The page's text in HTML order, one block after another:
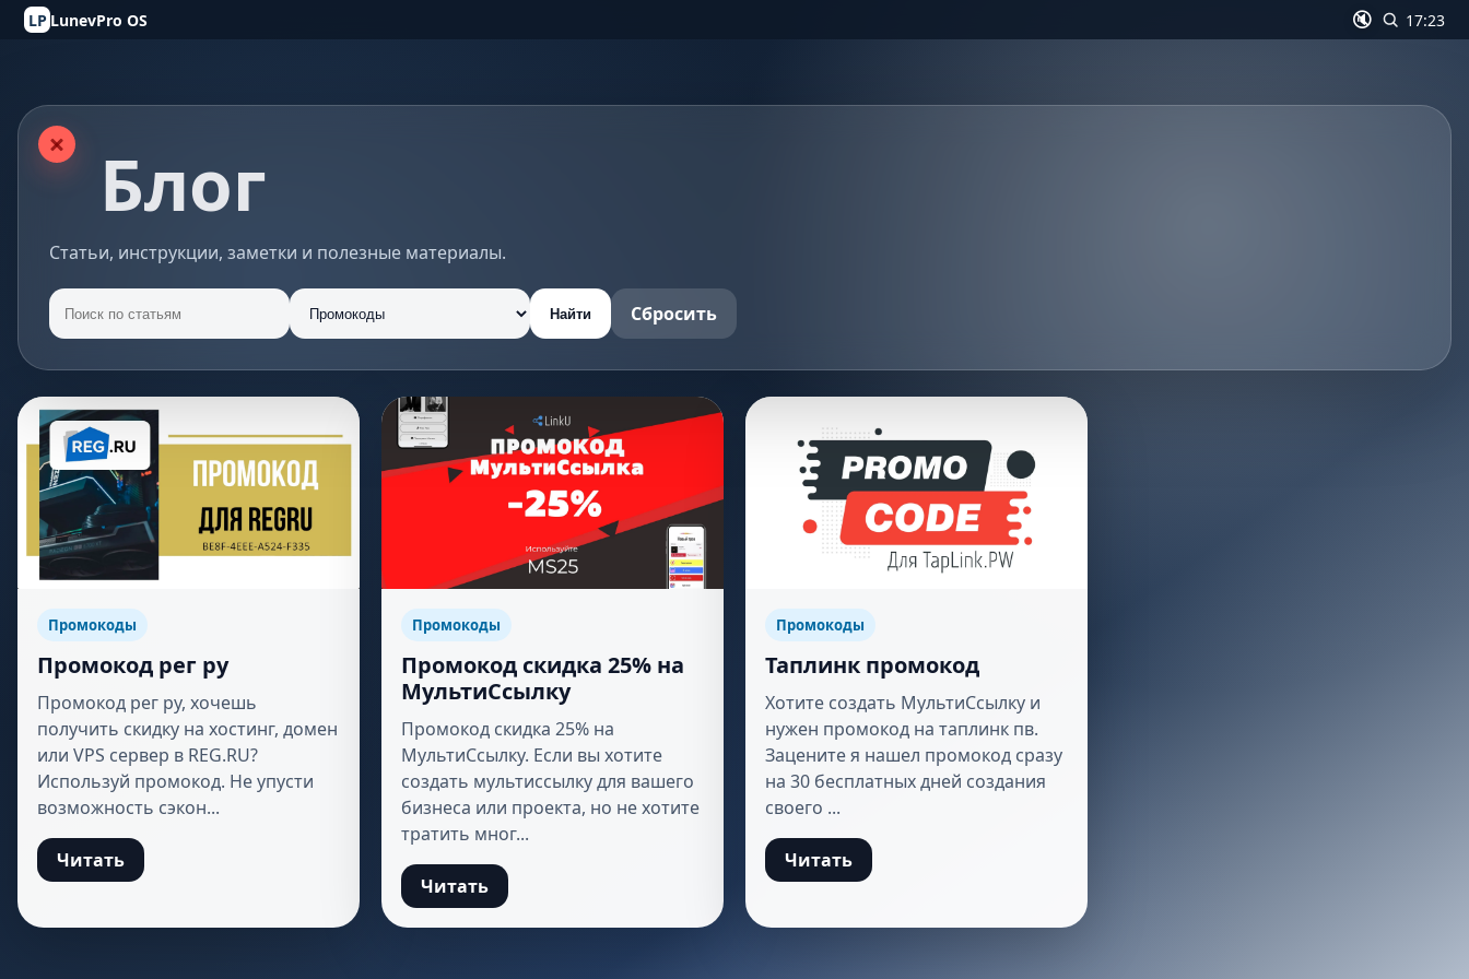
LP LunevPro OS 🔇 17:23
Блог
Статьи, инструкции, заметки и полезные материалы.
Найти Сбросить
Промокоды
Промокод рег ру
Промокод рег ру, хочешь
получить скидку на хостинг, домен
или VPS сервер в REG.RU?
Используй промокод. Не упусти
возможность сэкон...
Читать
Промокоды
Промокод скидка 25% на
МультиСсылку
Промокод скидка 25% на
МультиСсылку. Если вы хотите
создать мультиссылку для вашего
бизнеса или проекта, но не хотите
тратить мног...
Читать
Промокоды
Таплинк промокод
Хотите создать МультиСсылку и
нужен промокод на таплинк пв.
Зацените я нашел промокод сразу
на 30 бесплатных дней создания
своего ...
Читать